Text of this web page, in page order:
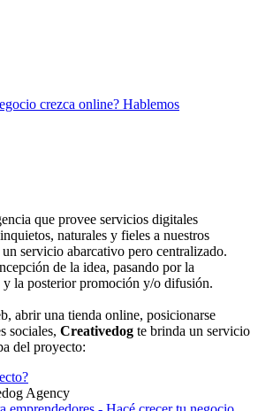
crezca online? Hablemos
que provee servicios digitales
naturales y fieles a nuestros
servicio abarcativo pero centralizado.
de la idea, pasando por la
la posterior promoción y/o difusión.
abrir una tienda online, posicionarse
sociales, Creativedog te brinda un servicio
del proyecto: